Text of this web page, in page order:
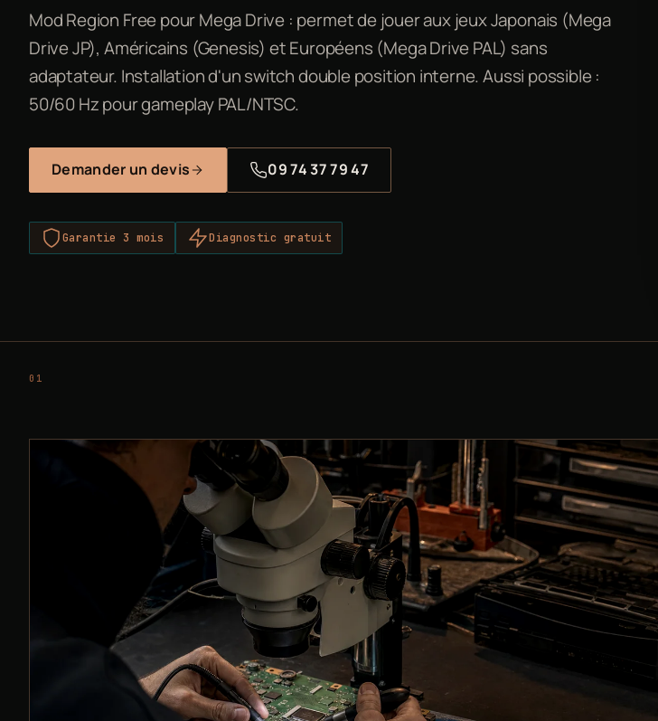
Mod Region Free pour Mega Drive : permet de jouer aux jeux Japonais (Mega
Drive JP), Américains (Genesis) et Européens (Mega Drive PAL) sans
adaptateur. Installation d'un switch double position interne. Aussi possible :
50/60 Hz pour gameplay PAL/NTSC.
Demander un devis 09 74 37 79 47
Garantie 3 mois Diagnostic gratuit